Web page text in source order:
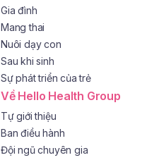
Gia đình
Mang thai
Nuôi dạy con
Sau khi sinh
Sự phát triển của trẻ
Về Hello Health Group
Tự giới thiệu
Ban điều hành
Đội ngũ chuyên gia